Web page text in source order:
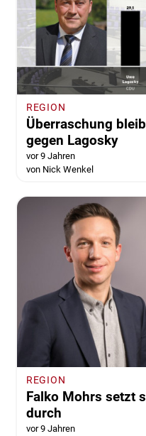
REGION
Überraschung
gegen Lagosky
vor 9 Jahren
von Nick Wenkel
REGION
Falko Mohrs setzt
durch
vor 9 Jahren